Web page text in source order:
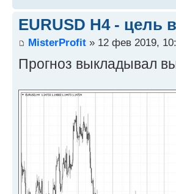
EURUSD Н4 - цель
MisterProfit » 12 фев 2019,
Прогноз выкладывал